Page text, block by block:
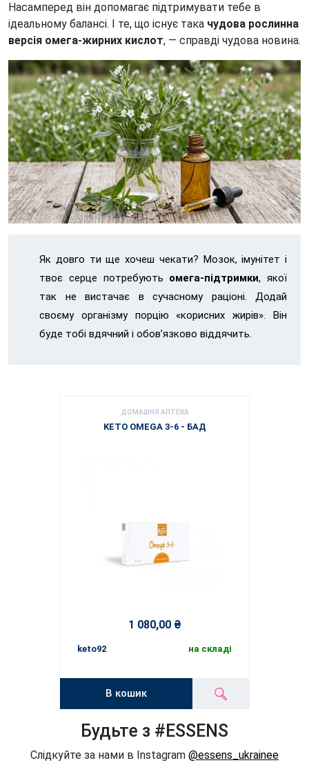
Насамперед він допомагає підтримувати тебе в
ідеальному балансі. І те, що існує така чудова рослинна
версія омега-жирних кислот, — справді чудова новина.
Як довго ти ще хочеш чекати? Мозок, імунітет і
твоє серце потребують омега-підтримки, якої
так не вистачає в сучасному раціоні. Додай
своєму організму порцію «корисних жирів». Він
буде тобі вдячний і обов’язково віддячить.
ДОМАШНЯ АПТЕКА
KETO OMEGA 3-6 - БАД
1 080,00 ₴
keto92 на складі
В кошик
Будьте з #ESSENS
Слідкуйте за нами в Instagram @essens_ukrainee